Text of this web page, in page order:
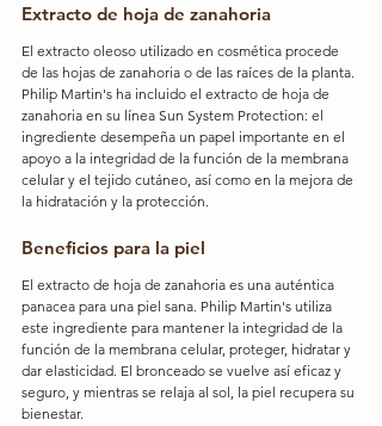
Extracto de hoja de zanahoria
El extracto oleoso utilizado en cosmética procede
de las hojas de zanahoria o de las raíces de la planta.
Philip Martin's ha incluido el extracto de hoja de
zanahoria en su línea Sun System Protection: el
ingrediente desempeña un papel importante en el
apoyo a la integridad de la función de la membrana
celular y el tejido cutáneo, así como en la mejora de
la hidratación y la protección.
Beneficios para la piel
El extracto de hoja de zanahoria es una auténtica
panacea para una piel sana. Philip Martin's utiliza
este ingrediente para mantener la integridad de la
función de la membrana celular, proteger, hidratar y
dar elasticidad. El bronceado se vuelve así eficaz y
seguro, y mientras se relaja al sol, la piel recupera su
bienestar.